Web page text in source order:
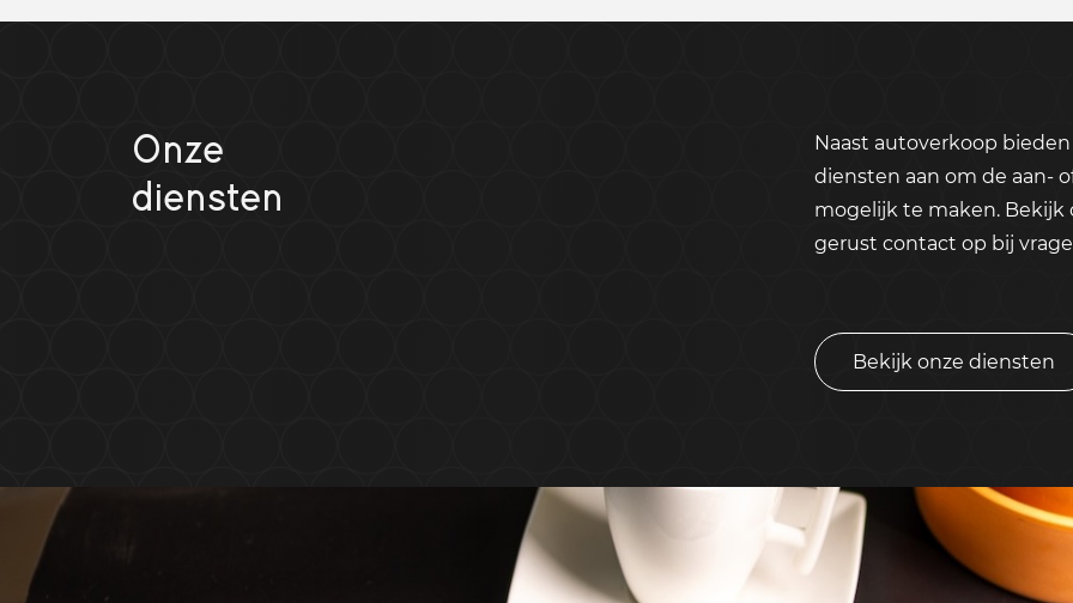
Onze
diensten
Naast autoverkoop
diensten aan om de aan-
mogelijk te maken. Bekijk
gerust contact op bij
Bekijk onze diensten